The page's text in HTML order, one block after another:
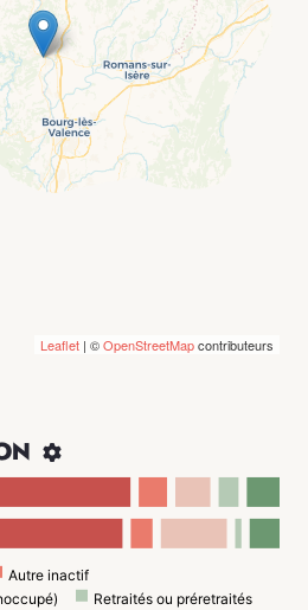
Leaflet | ©OpenStreetMapcontributeurs

Autre inactif
Retraités ou préretraités